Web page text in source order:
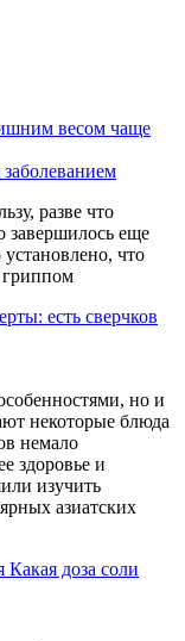
весом чаще
разве что
завершилось еще
что
гриппом
есть сверчков
но и
некоторые блюда
немало
здоровье и
изучить
азиатских
Какая доза соли